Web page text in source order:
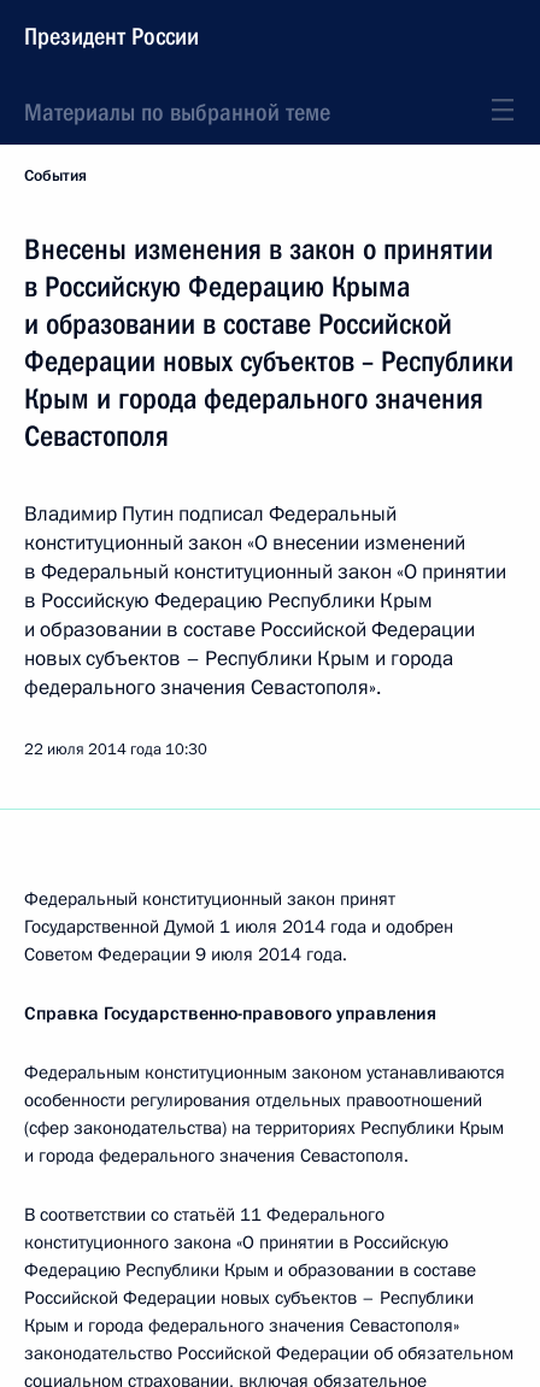
Президент России
Материалы по выбранной теме
События
Внесены изменения в закон о принятии
в Российскую Федерацию Крыма
и образовании в составе Российской
Федерации новых субъектов – Республики
Крым и города федерального значения
Севастополя
Владимир Путин подписал Федеральный
конституционный закон «О внесении изменений
в Федеральный конституционный закон «О принятии
в Российскую Федерацию Республики Крым
и образовании в составе Российской Федерации
новых субъектов – Республики Крым и города
федерального значения Севастополя».
22 июля 2014 года 10:30
Федеральный конституционный закон принят
Государственной Думой 1 июля 2014 года и одобрен
Советом Федерации 9 июля 2014 года.
Справка Государственно-правового управления
Федеральным конституционным законом устанавливаются
особенности регулирования отдельных правоотношений
(сфер законодательства) на территориях Республики Крым
и города федерального значения Севастополя.
В соответствии со статьёй 11 Федерального
конституционного закона «О принятии в Российскую
Федерацию Республики Крым и образовании в составе
Российской Федерации новых субъектов – Республики
Крым и города федерального значения Севастополя»
законодательство Российской Федерации об обязательном
социальном страховании, включая обязательное